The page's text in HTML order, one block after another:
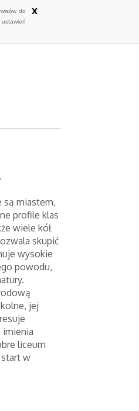
do
x
są miastem,
profile klas
wiele kół
skupić
wysokie
powodu,
jej
imienia
liceum
w